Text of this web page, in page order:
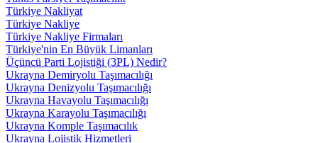
Türkiye Nakliyat
Türkiye Nakliye
Türkiye Nakliye Firmaları
Türkiye'nin En Büyük Limanları
Üçüncü Parti Lojistiği (3PL) Nedir?
Ukrayna Demiryolu Taşımacılığı
Ukrayna Denizyolu Taşımacılığı
Ukrayna Havayolu Taşımacılığı
Ukrayna Karayolu Taşımacılığı
Ukrayna Komple Taşımacılık
Ukrayna Lojistik Hizmetleri